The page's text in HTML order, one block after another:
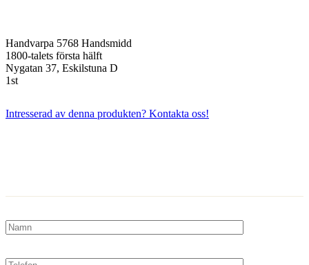
Handvarpa 5768 Handsmidd
1800-talets första hälft
Nygatan 37, Eskilstuna D
1st
Intresserad av denna produkten? Kontakta oss!